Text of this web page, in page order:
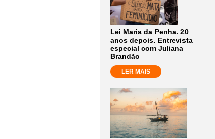
Lei Maria da Penha. 20
anos depois. Entrevista
especial com Juliana
Brandão
LER MAIS